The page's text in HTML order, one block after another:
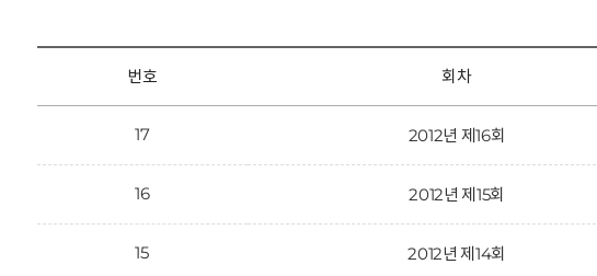
번호 회차
17 2012년 제16회
16 2012년 제15회
15 2012년 제14회